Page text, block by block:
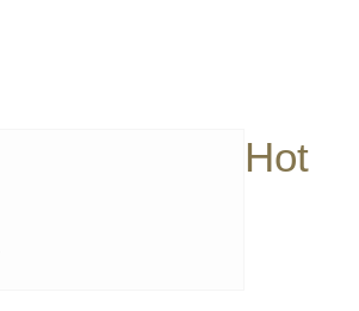
Hot